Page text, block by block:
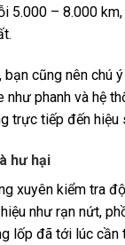
5.000 – 8.000
bạn cũng nên chú
như phanh và hệ
trực tiếp đến hiệu
hư hại
xuyên kiểm tra
như rạn nứt,
lốp đã tới lúc cần